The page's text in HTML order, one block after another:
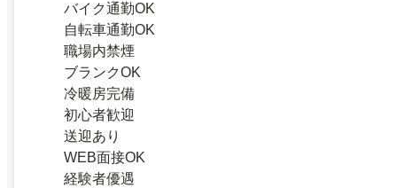
バイク通勤OK
自転車通勤OK
職場内禁煙
ブランクOK
冷暖房完備
初心者歓迎
送迎あり
WEB面接OK
経験者優遇